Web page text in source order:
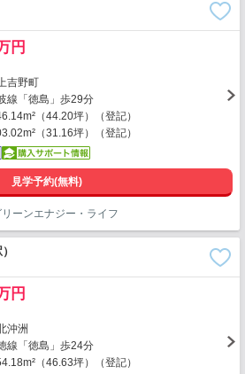
円
吉野町
線「徳島」歩29分
（44.20坪）（登記）
（31.16坪）（登記）
見学予約(無料)
ーンエナジー・ライフ
円
沖洲
線「徳島」歩24分
（46.63坪）（登記）